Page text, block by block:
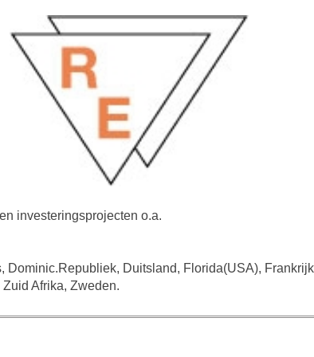
investeringsprojecten o.a.
Dominic.Republiek, Duitsland, Florida(USA),
Afrika, Zweden.